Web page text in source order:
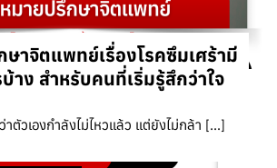
าจิตแพทย์เรื่องโรคซึมเศร้ามี
าง สำหรับคนที่เริ่มรู้สึกว่าใจ
าตัวเองกำลังไม่ไหวแล้ว แต่ยังไม่กล้า […]